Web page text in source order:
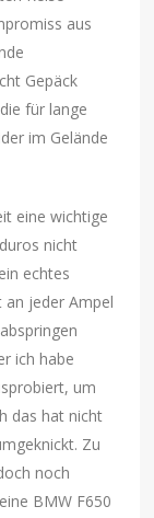
aus
Gepäck
für lange
im Gelände
eine wichtige
nicht
echtes
an jeder Ampel
ich habe
um
das hat nicht
Zu
noch
BMW F650